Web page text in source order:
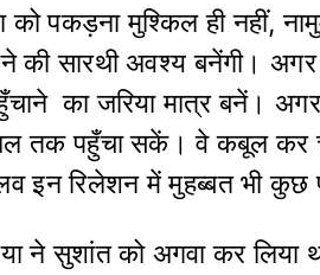
को पकड़ना मुश्किल ही नहीं,
सारथी अवश्य बनेंगी। अगर
का जरिया मात्र बनें। अगर
तक पहुँचा सकें। वे कबूल कर
इन रिलेशन में मुहब्बत भी कुछ
ने सुशांत को अगवा कर